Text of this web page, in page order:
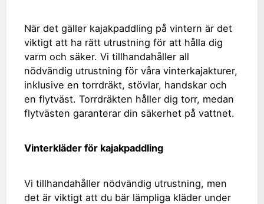
När det gäller kajakpaddling på vintern är det
viktigt att ha rätt utrustning för att hålla dig
varm och säker. Vi tillhandahåller all
nödvändig utrustning för våra vinterkajakturer,
inklusive en torrdräkt, stövlar, handskar och
en flytväst. Torrdräkten håller dig torr, medan
flytvästen garanterar din säkerhet på vattnet.
Vinterkläder för kajakpaddling
Vi tillhandahåller nödvändig utrustning, men
det är viktigt att du bär lämpliga kläder under